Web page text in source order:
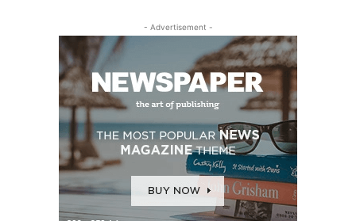
- Advertisement -